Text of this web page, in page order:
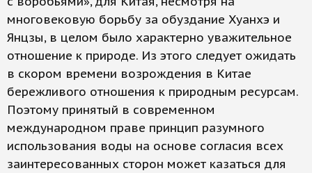
многовековую борьбу за обуздание Хуанхэ и
Янцзы, в целом было характерно уважительное
отношение к природе. Из этого следует ожидать
в скором времени возрождения в Китае
бережливого отношения к природным ресурсам.
Поэтому принятый в современном
международном праве принцип разумного
использования воды на основе согласия всех
заинтересованных сторон может казаться для